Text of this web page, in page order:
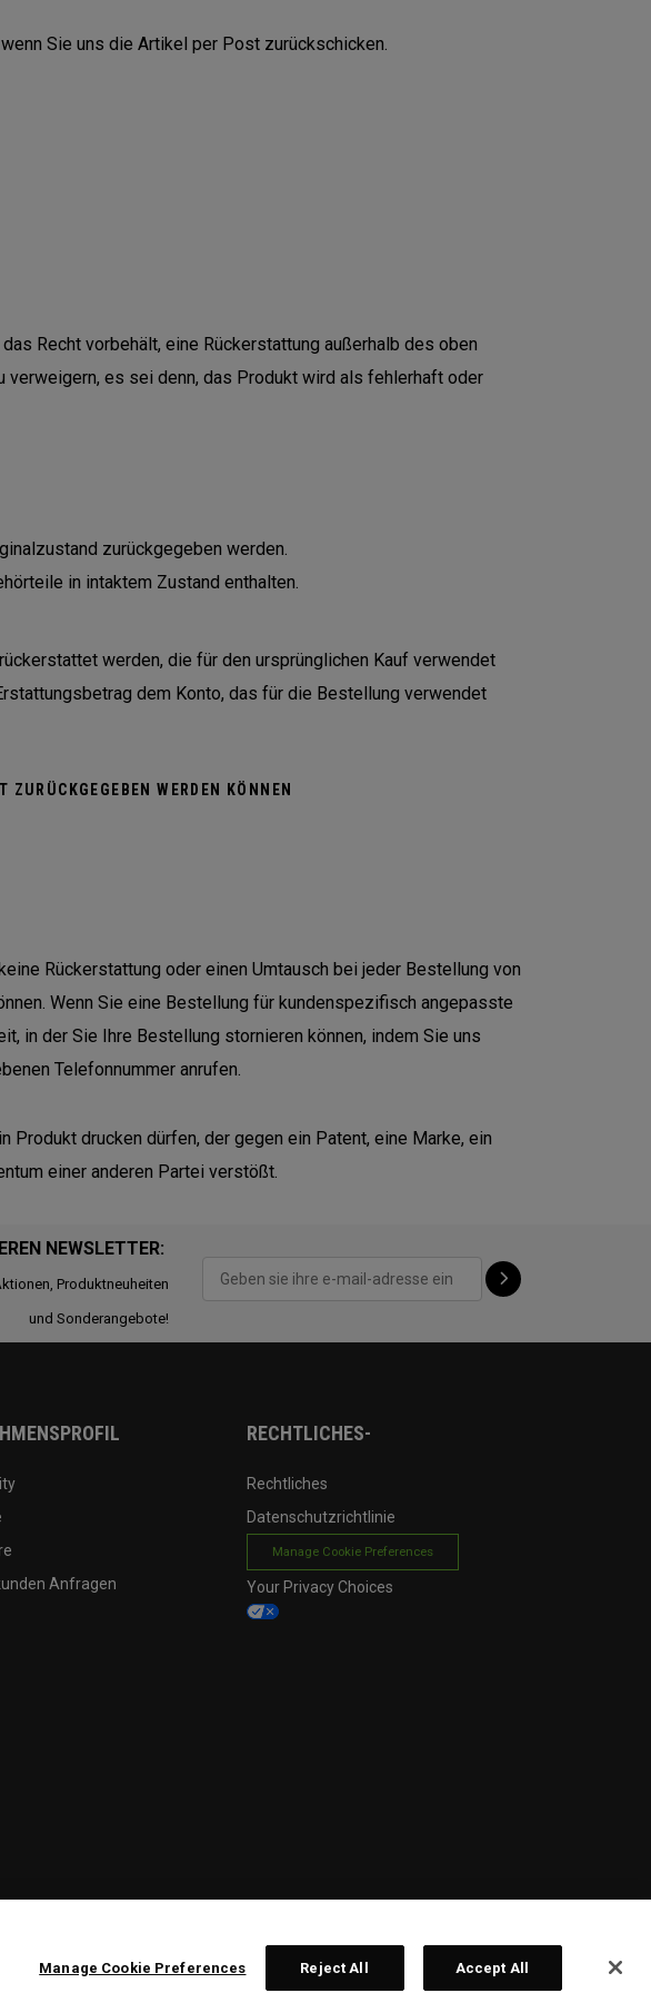
Sie uns die Artikel per Post zurückschicken.
Recht vorbehält, eine Rückerstattung außerhalb des oben
es sei denn, das Produkt wird als fehlerhaft oder
zurückgegeben werden.
in intaktem Zustand enthalten.
werden, die für den ursprünglichen Kauf verwendet
dem Konto, das für die Bestellung verwendet
WERDEN KÖNNEN
Rückerstattung oder einen Umtausch bei jeder Bestellung von
Wenn Sie eine Bestellung für kundenspezifisch angepasste
in der Sie Ihre Bestellung stornieren können, indem Sie uns
Telefonnummer anrufen.
Produkt drucken dürfen, der gegen ein Patent, eine Marke, ein
einer anderen Partei verstößt.
NEWSLETTER:
Produktneuheiten
und Sonderangebote!
Anfragen
RECHTLICHES-
Rechtliches
Datenschutzrichtlinie
Manage Cookie Preferences
Your Privacy Choices
Manage Cookie Preferences Reject All Accept All